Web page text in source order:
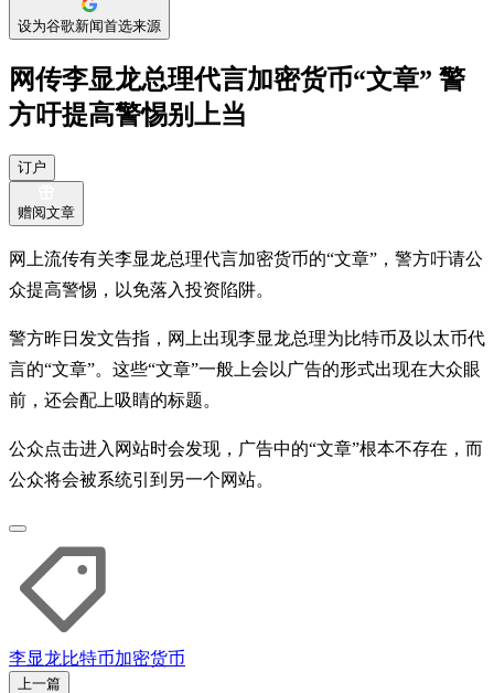
设为谷歌新闻首选来源
网传李显龙总理代言加密货币“文章” 警
方吁提高警惕别上当
订户
赠阅文章
网上流传有关李显龙总理代言加密货币的“文章”，警方吁请公
众提高警惕，以免落入投资陷阱。
警方昨日发文告指，网上出现李显龙总理为比特币及以太币代
言的“文章”。这些“文章”一般上会以广告的形式出现在大众眼
前，还会配上吸睛的标题。
公众点击进入网站时会发现，广告中的“文章”根本不存在，而
公众将会被系统引到另一个网站。
李显龙比特币加密货币
上一篇